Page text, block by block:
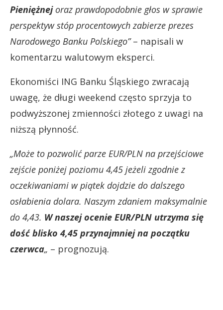
Pieniężnejoraz prawdopodobnie głos w sprawie
perspektyw stóp procentowych zabierze prezes
Narodowego Banku Polskiego”– napisali w
komentarzu walutowym eksperci.
Ekonomiści ING Banku Śląskiego zwracają
uwagę, że długi weekend często sprzyja to
podwyższonej zmienności złotego z uwagi na
niższą płynność.
„Może to pozwolić parze EUR/PLN na przejściowe
zejście poniżej poziomu 4,45 jeżeli zgodnie z
oczekiwaniami w piątek dojdzie do dalszego
osłabienia dolara. Naszym zdaniem maksymalnie
do 4,43. W naszej ocenie EUR/PLN utrzyma się
dość blisko 4,45 przynajmniej na początku
czerwca„ – prognozują.